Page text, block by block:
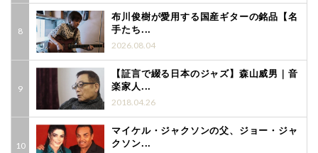
布川俊樹が愛用する国産ギターの銘品【名
手たち...
2026.08.04
【証言で綴る日本のジャズ】森山威男｜音
楽家人...
2018.04.26
マイケル・ジャクソンの父、ジョー・ジャ
クソン...